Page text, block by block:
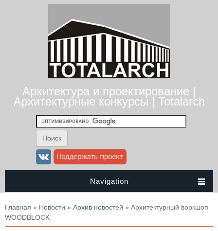
Архитектура и проектирование |
Архитектурные конкурсы | Totalarch
Navigation
Вы здесь
Главная » Новости » Архив новостей » Архитектурный воркшоп
WOODBLOCK